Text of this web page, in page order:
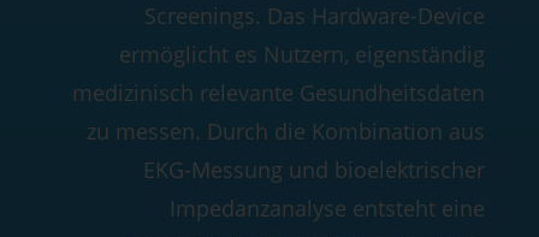
Screenings. Das Hardware-Device
ermöglicht es Nutzern, eigenständig
medizinisch relevante Gesundheitsdaten
zu messen. Durch die Kombination aus
EKG-Messung und bioelektrischer
Impedanzanalyse entsteht eine